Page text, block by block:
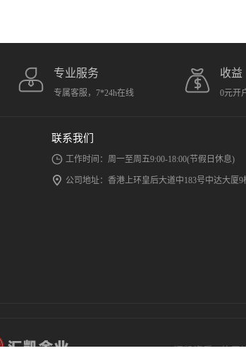
专业服务
专属客服，7*24h在线
收益
0元开
联系我们
工作时间：周一至周五9:00-18:00(节假日休息)
公司地址：香港上环皇后大道中183号中达大厦9